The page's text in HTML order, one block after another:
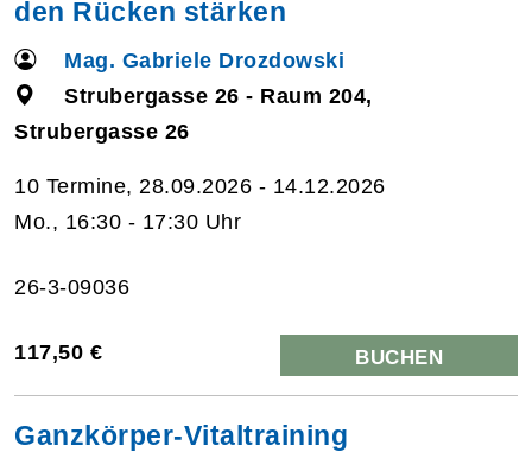
den Rücken stärken
Mag. Gabriele Drozdowski
Strubergasse 26 - Raum 204,
Strubergasse 26
10 Termine, 28.09.2026 - 14.12.2026
Mo., 16:30 - 17:30 Uhr
26-3-09036
117,50 € BUCHEN
Ganzkörper-Vitaltraining